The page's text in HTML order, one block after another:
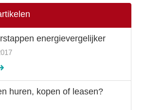
energievergelijker
huren, kopen of leasen?